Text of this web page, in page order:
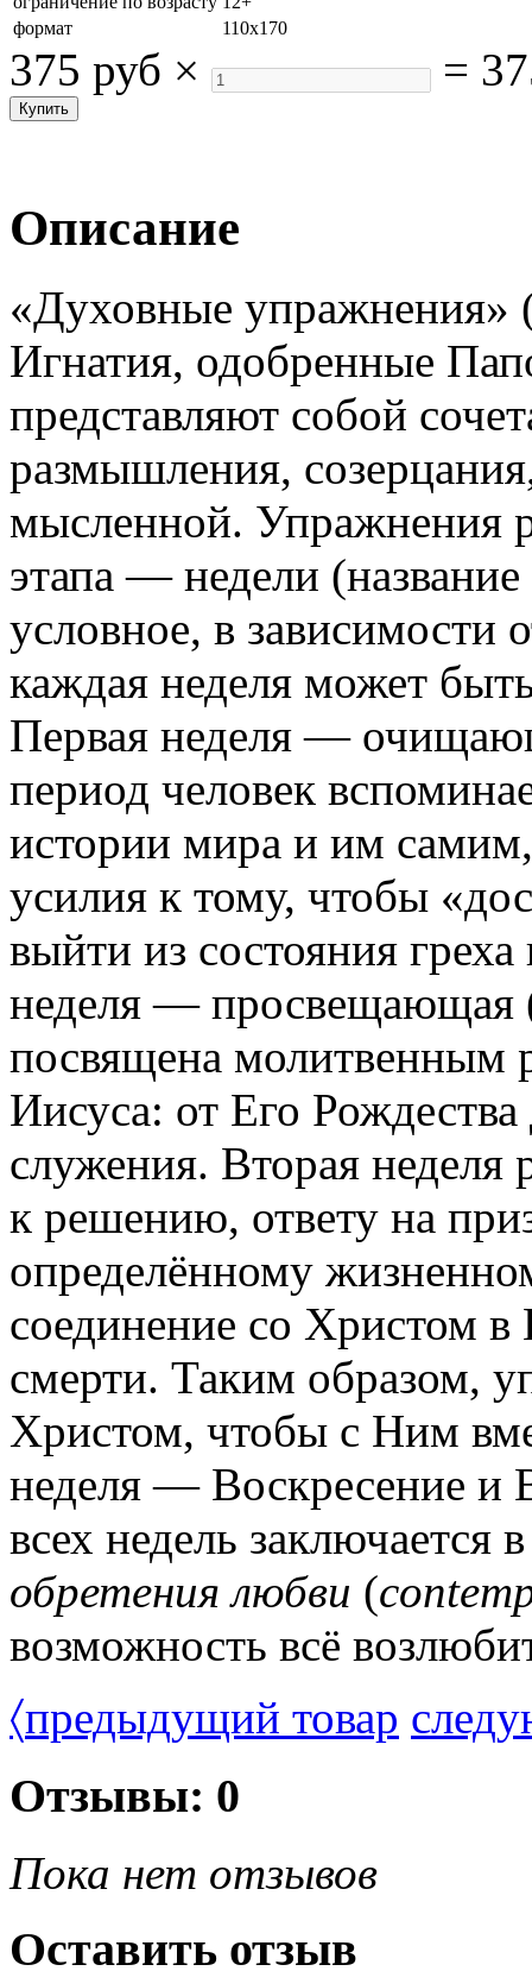
формат
110х170
375 руб × =
Описание
«Духовные упражнения»
Игнатия, одобренные
представляют собой
размышления,
мысленной. Упражнения
этапа — недели
условное, в зависимости
каждая неделя может
Первая неделя —
период человек
истории мира и им
усилия к тому, чтобы
выйти из состояния
неделя — просвещающая
посвящена молитвенным
Иисуса: от Его
служения. Вторая неделя
к решению, ответу на
определённому
соединение со Христом в
смерти. Таким образом,
Христом, чтобы с Ним
неделя — Воскресение и
всех недель
обретения любви (
возможность всё
〈предыдущий товар
Отзывы: 0
Пока нет отзывов
Оставить отзыв